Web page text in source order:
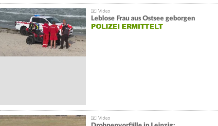
Leblose Frau aus Ostsee geborgen
POLIZEI ERMITTELT